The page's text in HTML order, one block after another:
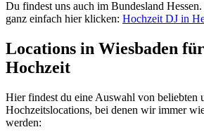
Du findest uns auch im Bundesland
ganz einfach hier klicken: Hochzeit DJ in
Locations in Wiesbaden
Hochzeit
Hier findest du eine Auswahl von beliebten
Hochzeitslocations, bei denen wir immer
werden: